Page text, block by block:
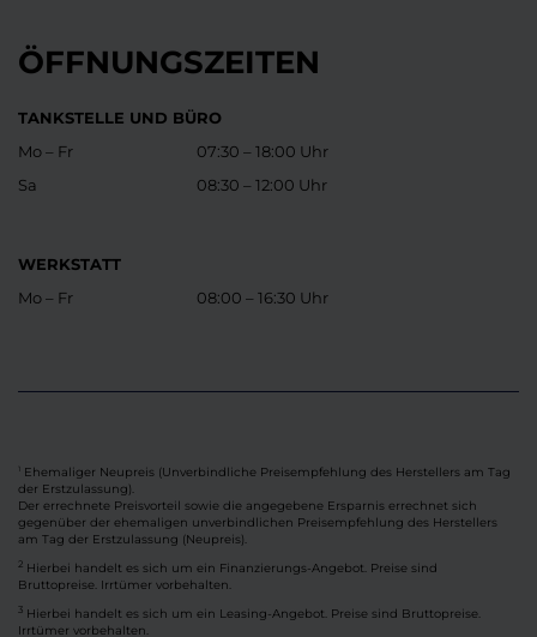
ÖFFNUNGSZEITEN
TANKSTELLE UND BÜRO
Mo – Fr
Sa
07:30 – 18:00 Uhr
08:30 – 12:00 Uhr
WERKSTATT
Mo – Fr
08:00 – 16:30 Uhr
Ehemaliger Neupreis (Unverbindliche Preisempfehlung des Herstellers am Tag
der Erstzulassung).
Der errechnete Preisvorteil sowie die angegebene Ersparnis errechnet sich
gegenüber der ehemaligen unverbindlichen Preisempfehlung des Herstellers
am Tag der Erstzulassung (Neupreis).
2 Hierbei handelt es sich um ein Finanzierungs-Angebot. Preise sind
Bruttopreise. Irrtümer vorbehalten.
3 Hierbei handelt es sich um ein Leasing-Angebot. Preise sind Bruttopreise.
Irrtümer vorbehalten.